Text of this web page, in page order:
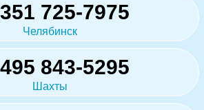
725-7975
Челябинск
843-5295
Шахты